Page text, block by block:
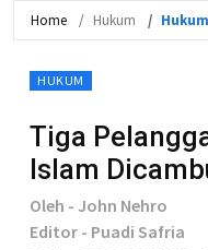
Home Hukum Hukum
HUKUM
Tiga
Islam
Oleh - John Nehro
Editor - Puadi Safria